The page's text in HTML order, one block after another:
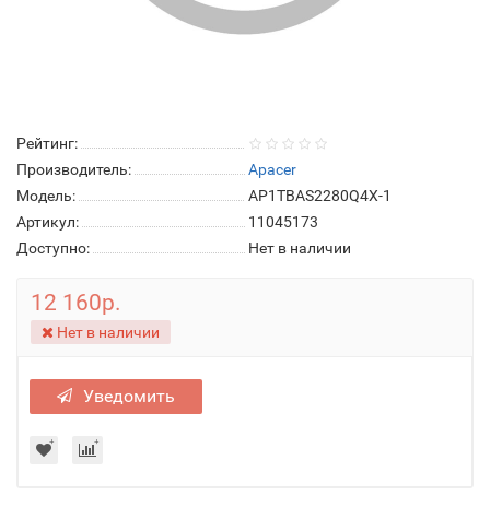
Рейтинг:
Производитель:
Apacer
Модель:
AP1TBAS2280Q4X-1
Артикул:
11045173
Доступно:
Нет в наличии
12 160р.
Нет в наличии
Уведомить